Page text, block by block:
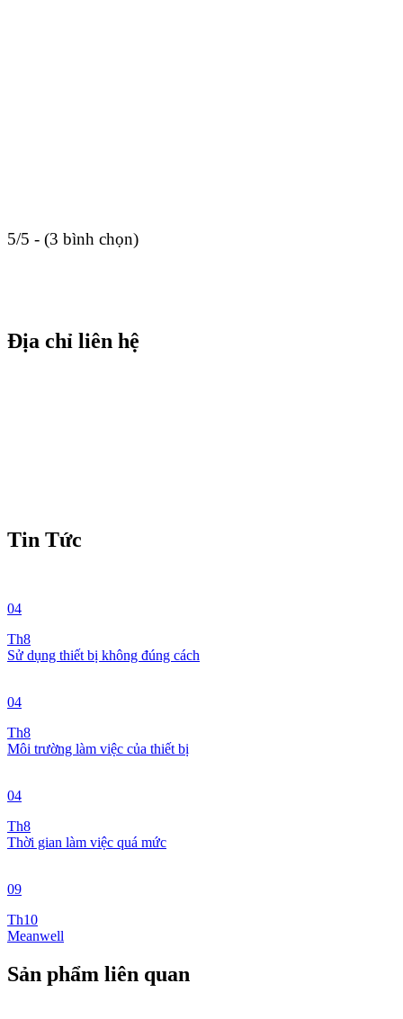
5/5 - (3 bình chọn)
Địa chỉ liên hệ
Tin Tức
04
Th8
Sử dụng thiết bị không đúng cách
04
Th8
Môi trường làm việc của thiết bị
04
Th8
Thời gian làm việc quá mức
09
Th10
Meanwell
Sản phẩm liên quan